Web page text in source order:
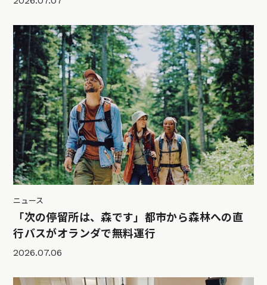
ニュース
「次の停留所は、森です」都市から森林への直
行バスがオランダで無料運行
2026.07.06